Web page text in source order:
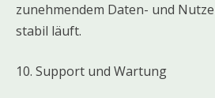
zunehmendem Daten- und
stabil läuft.
10. Support und Wartung